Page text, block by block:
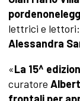
lettrici e lettori:
Alessandra
«La 15^
curatore